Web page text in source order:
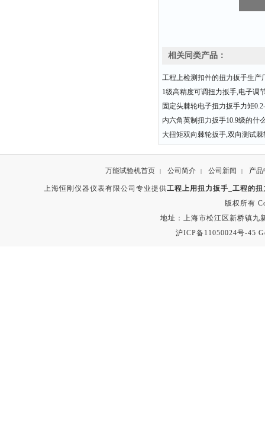
相关同类产品：
工程上检测扣件的扭力扳手生产
1级高精度可调扭力扳手,电子调
固定头棘轮电子扭力扳手力矩
内六角英制扭力扳手10.9级的什
大扭矩双向棘轮扳手,双向测试
万能试验机首页 | 公司简介 | 公司新闻 | 产品
上海恒刚仪器仪表有限公司专业提供工程上用扭力扳手_工程的
版权所有
地址：上海市松江区新桥镇九
沪ICP备11050024号-45